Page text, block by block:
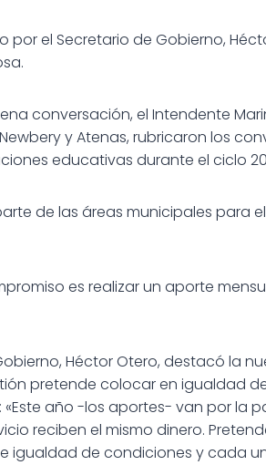
el Secretario de Gobierno,
conversación, el Intendente
y Atenas, rubricaron los
educativas durante el ciclo
de las áreas municipales para
es realizar un aporte
Héctor Otero, destacó la
pretende colocar en igualdad
año -los aportes- van por la
reciben el mismo dinero.
igualdad de condiciones y cada